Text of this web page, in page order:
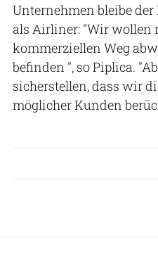
Unternehmen bleibe der
als Airliner: "Wir wollen
kommerziellen Weg
befinden ", so Piplica.
sicherstellen, dass wir
möglicher Kunden